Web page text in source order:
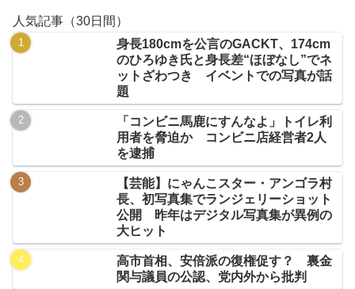
人気記事（30日間）
身長180cmを公言のGACKT、174cm
のひろゆき氏と身長差“ほぼなし”でネ
ットざわつき イベントでの写真が話
題
「コンビニ馬鹿にすんなよ」トイレ利
用者を脅迫か コンビニ店経営者2人
を逮捕
【芸能】にゃんこスター・アンゴラ村
長、初写真集でランジェリーショット
公開 昨年はデジタル写真集が異例の
大ヒット
高市首相、安倍派の復権促す？ 裏金
関与議員の公認、党内外から批判